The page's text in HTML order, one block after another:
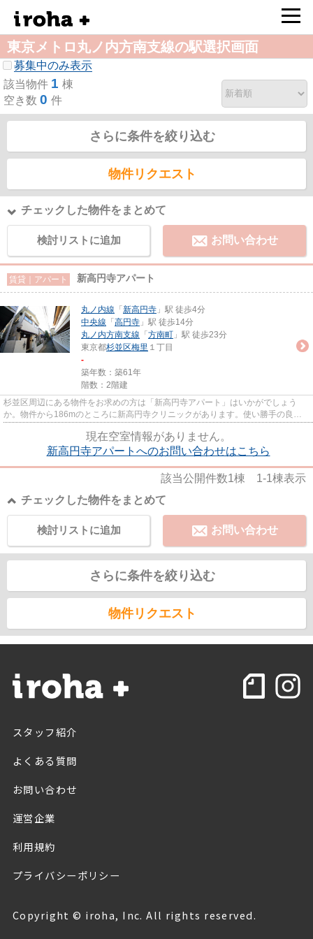
東京メトロ丸ノ内方南支線の駅選択画面
募集中のみ表示
該当物件 1 棟
空き数 0 件
さらに条件を絞り込む
物件リクエスト
チェックした物件をまとめて
検討リストに追加 お問い合わせ
賃貸｜アパート 新高円寺アパート
丸ノ内線 「 新高円寺 」駅 徒歩4分
中央線 「 高円寺 」駅 徒歩14分
丸ノ内方南支線 「 方南町 」駅 徒歩23分
東京都杉並区梅里 １丁目
-
築年数：築61年
階数：2階建
杉並区周辺にある物件をお求めの方は「新高円寺アパート」はいかがでしょう
か。物件から186mのところに新高円寺クリニックがあります。使い勝手の良い
現在空室情報がありません。
新高円寺アパートへのお問い合わせはこちら
該当公開件数1棟 1-1棟表示
チェックした物件をまとめて
お問い合わせ
検討リストに追加
さらに条件を絞り込む
物件リクエスト
スタッフ紹介
よくある質問
お問い合わせ
運営企業
利用規約
プライバシーポリシー
Copyright © iroha, Inc. All rights reserved.